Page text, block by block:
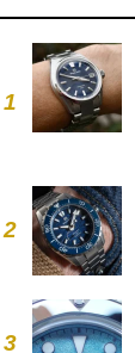
1
2
3